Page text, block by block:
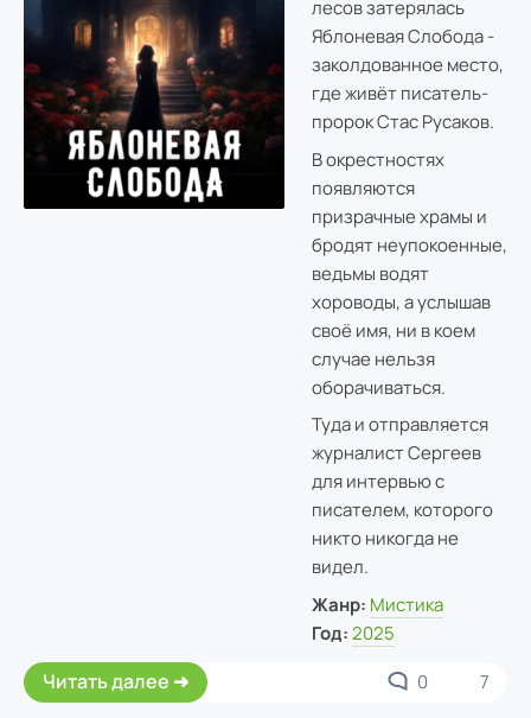
лесов затерялась
Яблоневая Слобода -
заколдованное место,
где живёт писатель-
пророк Стас Русаков.
В окрестностях
появляются
призрачные храмы и
бродят неупокоенные,
ведьмы водят
хороводы, а услышав
своё имя, ни в коем
случае нельзя
оборачиваться.
Туда и отправляется
журналист Сергеев
для интервью с
писателем, которого
никто никогда не
видел.
Жанр: Мистика
Год: 2025
Читать далее 0 7